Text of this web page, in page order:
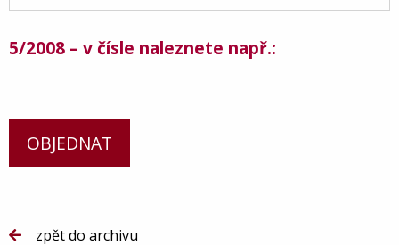
5/2008 – v čísle naleznete např.:
OBJEDNAT
zpět do archivu